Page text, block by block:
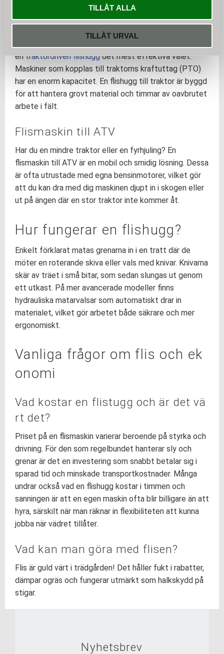
TILLÅT ALLA
TILLÅT URVAL
Här är de vanligaste alternativen:
Flishugg till traktor (Traktordriven)
en traktordriven flishugg det mest effektiva valet.
Maskiner som kopplas till traktorns kraftuttag (PTO)
har en enorm kapacitet. En flishugg till traktor är byggd
för att hantera grovt material och timmar av oavbrutet
arbete i fält.
Flismaskin till ATV
Har du en mindre traktor eller en fyrhjuling? En
flismaskin till ATV är en mobil och smidig lösning. Dessa
är ofta utrustade med egna bensinmotorer, vilket gör
att du kan dra med dig maskinen djupt in i skogen eller
ut på ängen där en stor traktor inte kommer åt.
Hur fungerar en flishugg?
Enkelt förklarat matas grenarna in i en tratt där de
möter en roterande skiva eller vals med knivar. Knivarna
skär av träet i små bitar, som sedan slungas ut genom
ett utkast. På mer avancerade modeller finns
hydrauliska matarvalsar som automatiskt drar in
materialet, vilket gör arbetet både säkrare och mer
ergonomiskt.
Vanliga frågor om flis och ek
onomi
Vad kostar en flistugg och är det vä
rt det?
Priset på en flismaskin varierar beroende på styrka och
drivning. För den som regelbundet hanterar sly och
grenar är det en investering som snabbt betalar sig i
sparad tid och minskade transportkostnader. Många
undrar också vad en flishugg kostar i timmen och
sanningen är att en egen maskin ofta blir billigare än att
hyra, särskilt när man räknar in flexibiliteten att kunna
jobba när vädret tillåter.
Vad kan man göra med flisen?
Flis är guld värt i trädgården! Det håller fukt i rabatter,
dämpar ogräs och fungerar utmärkt som halkskydd på
stigar.
Nyhetsbrev